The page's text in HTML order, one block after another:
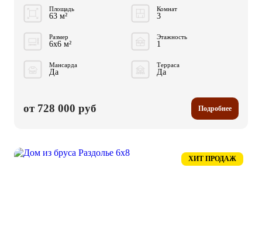
Площадь
63 м²
Комнат
3
Размер
6x6 м²
Этажность
1
Мансарда
Да
Терраса
Да
от 728 000 руб Подробнее
ХИТ ПРОДАЖ